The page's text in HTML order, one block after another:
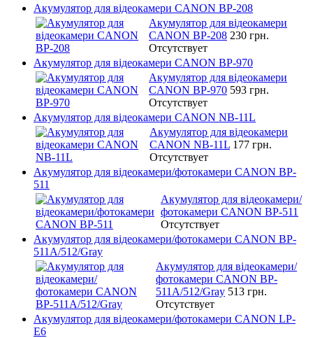
Акумулятор для відеокамери CANON BP-208
Акумулятор для відеокамери
CANON BP-208 230 грн.
Отсутствует
Акумулятор для відеокамери CANON BP-970
Акумулятор для відеокамери
CANON BP-970 593 грн.
Отсутствует
Акумулятор для відеокамери CANON NB-11L
Акумулятор для відеокамери
CANON NB-11L 177 грн.
Отсутствует
Акумулятор для відеокамери/фотокамери CANON BP-
511
Акумулятор для відеокамери/
фотокамери CANON BP-511
Отсутствует
Акумулятор для відеокамери/фотокамери CANON BP-
511A/512/Gray
Акумулятор для відеокамери/
фотокамери CANON BP-
511A/512/Gray 513 грн.
Отсутствует
Акумулятор для відеокамери/фотокамери CANON LP-
E6